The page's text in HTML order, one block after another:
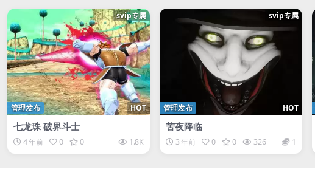
svip专属
HOT
管理发布
七龙珠 破界斗士
4 年前 0 0 1.8K
svip专属
HOT
管理发布
苦夜降临
3 年前 0 0 326 1